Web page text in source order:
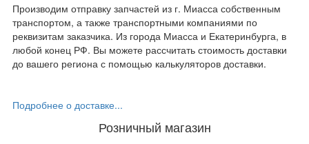
Производим отправку запчастей из г. Миасса собственным
транспортом, а также транспортными компаниями по
реквизитам заказчика. Из города Миасса и Екатеринбурга, в
любой конец РФ. Вы можете рассчитать стоимость доставки
до вашего региона с помощью калькуляторов доставки.
Подробнее о доставке...
Розничный магазин